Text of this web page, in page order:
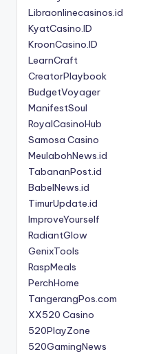
Libraonlinecasinos.id
KyatCasino.ID
KroonCasino.ID
LearnCraft
CreatorPlaybook
BudgetVoyager
ManifestSoul
RoyalCasinoHub
Samosa Casino
MeulabohNews.id
TabananPost.id
BabelNews.id
TimurUpdate.id
ImproveYourself
RadiantGlow
GenixTools
RaspMeals
PerchHome
TangerangPos.com
XX520 Casino
520PlayZone
520GamingNews